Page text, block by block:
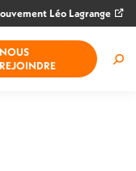
Léo Lagrange
NOUS
REJOINDRE